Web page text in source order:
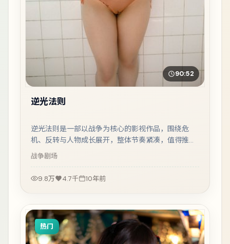
90:52
逆光法则
逆光法则是一部以战争为核心的影视作品，围绕危
机、反转与人物成长展开，整体节奏紧凑，值得推荐
观看。
战争剧场
9.8万 4.7千 10年前
热门